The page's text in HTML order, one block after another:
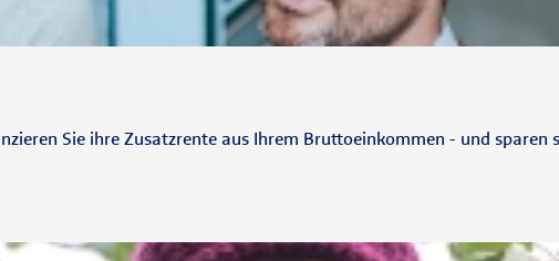
Sie ihre Zusatzrente aus Ihrem Bruttoeinkommen - und sparen